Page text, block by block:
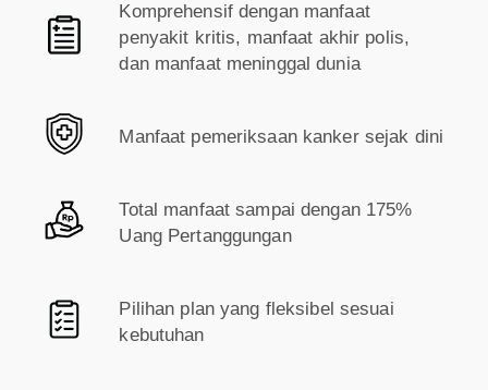
Komprehensif dengan manfaat
penyakit kritis, manfaat akhir polis,
dan manfaat meninggal dunia
Manfaat pemeriksaan kanker sejak dini
Total manfaat sampai dengan 175%
Uang Pertanggungan
Pilihan plan yang fleksibel sesuai
kebutuhan